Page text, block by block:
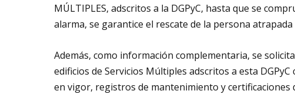
MÚLTIPLES, adscritos a la DGPyC, hasta que se
alarma, se garantice el rescate de la persona
Además, como información complementaria, se
edificios de Servicios Múltiples adscritos a esta
en vigor, registros de mantenimiento y